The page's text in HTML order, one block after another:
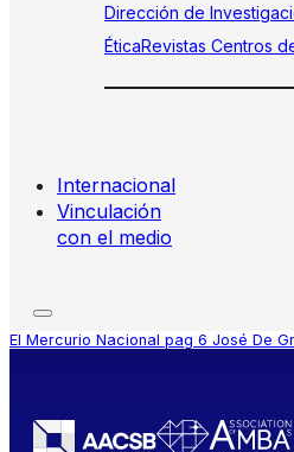
Dirección de
ÉticaRevistas Centros
Internacional
Vinculación
con el medio
El Mercurio Nacional pag 6 José De